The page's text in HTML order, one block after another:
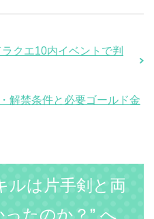
クエ10内イベントで判
解禁条件と必要ゴールド金
ルは片手剣と両
たのか？” へ